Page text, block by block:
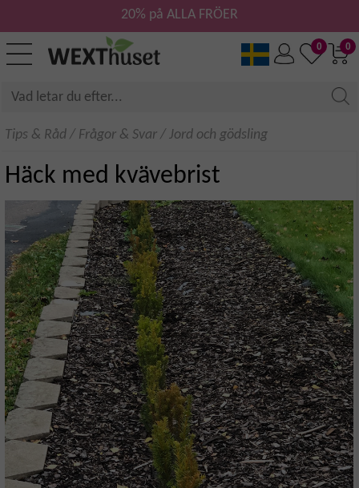
0
0
20% på ALLA FRÖER
Tips & Råd / Frågor & Svar / Jord och gödsling
Häck med kvävebrist